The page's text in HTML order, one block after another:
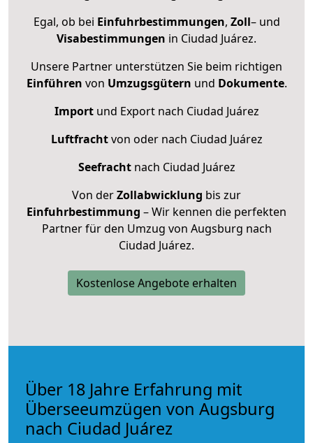
Egal, ob bei Einfuhrbestimmungen, Zoll– und
Visabestimmungen in Ciudad Juárez.
Unsere Partner unterstützen Sie beim richtigen
Einführen von Umzugsgütern und Dokumente.
Importund Export nach Ciudad Juárez
Luftfrachtvon oder nach Ciudad Juárez
Seefrachtnach Ciudad Juárez
Von derZollabwicklung bis zur
Einfuhrbestimmung – Wir kennen die perfekten
Partner für den Umzug von Augsburg nach
Ciudad Juárez.
Kostenlose Angebote erhalten
Über 18 Jahre Erfahrung mit
Überseeumzügen von Augsburg
nach Ciudad Juárez